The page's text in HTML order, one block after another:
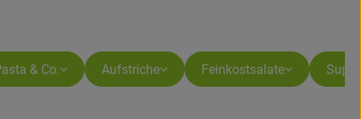
& Co. Aufstriche Feinkostsalate